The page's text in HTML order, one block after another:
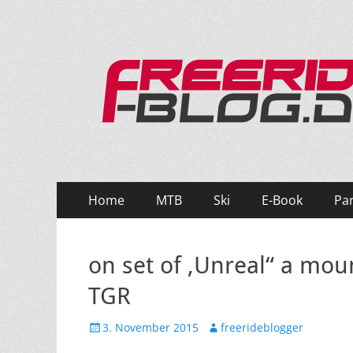
Primäres
Menü
Inhalt
Home MTB Ski E-Book
on set of ‚Unreal“ a
TGR
Veröffentlicht
3. November 2015 Autorfreerideblogger